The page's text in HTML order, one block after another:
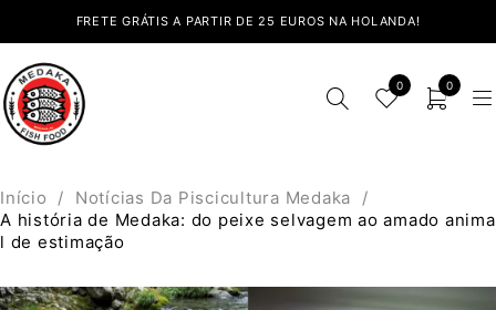
FRETE GRÁTIS A PARTIR DE 25 EUROS NA HOLANDA!
0 0
Início / Notícias Da Piscicultura Medaka
/
A história de Medaka: do peixe selvagem ao amado anima
l de estimação